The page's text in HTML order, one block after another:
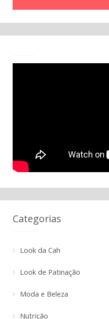
Categorias
Look da Cah
Look de Patinação
Moda e Beleza
Nutrição